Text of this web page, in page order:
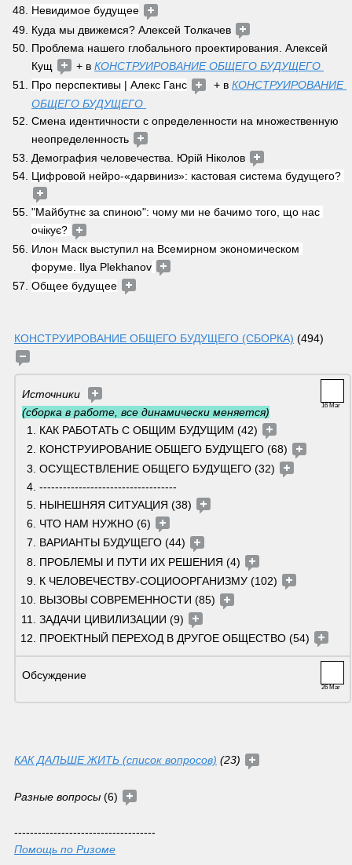
Невидимое будущее
Куда мы движемся? Алексей Толкачев
Проблема нашего глобального проектирования. Алексей
Кущ
+ в КОНСТРУИРОВАНИЕ ОБЩЕГО БУДУЩЕГО
Про перспективы | Алекс Ганс
  + в
КОНСТРУИРОВАНИЕ
ОБЩЕГО БУДУЩЕГО
Смена идентичности с определенности на множественную
неопределенность
Демография человечества. Юрій Ніколов
"Майбутнє за спиною": чому ми не бачимо того, що нас
очікує?
Илон Маск выступил на Всемирном экономическом
форуме. Ilya Plekhanov
Общее будущее
КОНСТРУИРОВАНИЕ ОБЩЕГО БУДУЩЕГО (СБОРКА) (494)
16 Mar
Источники
(сборка в работе, все динамически меняется)
КАК РАБОТАТЬ С ОБЩИМ БУДУЩИМ (42)
КОНСТРУИРОВАНИЕ ОБЩЕГО БУДУЩЕГО (68)
ОСУЩЕСТВЛЕНИЕ ОБЩЕГО БУДУЩЕГО (32)
-----------------------------------
НЫНЕШНЯЯ СИТУАЦИЯ (38)
ЧТО НАМ НУЖНО (6)
ВАРИАНТЫ БУДУЩЕГО (44)
ПРОБЛЕМЫ И ПУТИ ИХ РЕШЕНИЯ (4)
К ЧЕЛОВЕЧЕСТВУ-СОЦИООРГАНИЗМУ (102)
ВЫЗОВЫ СОВРЕМЕННОСТИ (85)
ЗАДАЧИ ЦИВИЛИЗАЦИИ (9)
ПРОЕКТНЫЙ ПЕРЕХОД В ДРУГОЕ ОБЩЕСТВО (54)
26 Mar
Обсуждение
КАК ДАЛЬШЕ ЖИТЬ (список вопросов) (23)
Разные вопросы (6)
------------------------------------
Помощь по Ризоме